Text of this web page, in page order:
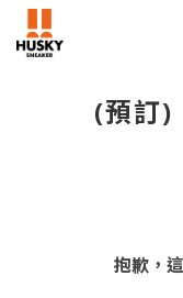
(預訂
抱歉，